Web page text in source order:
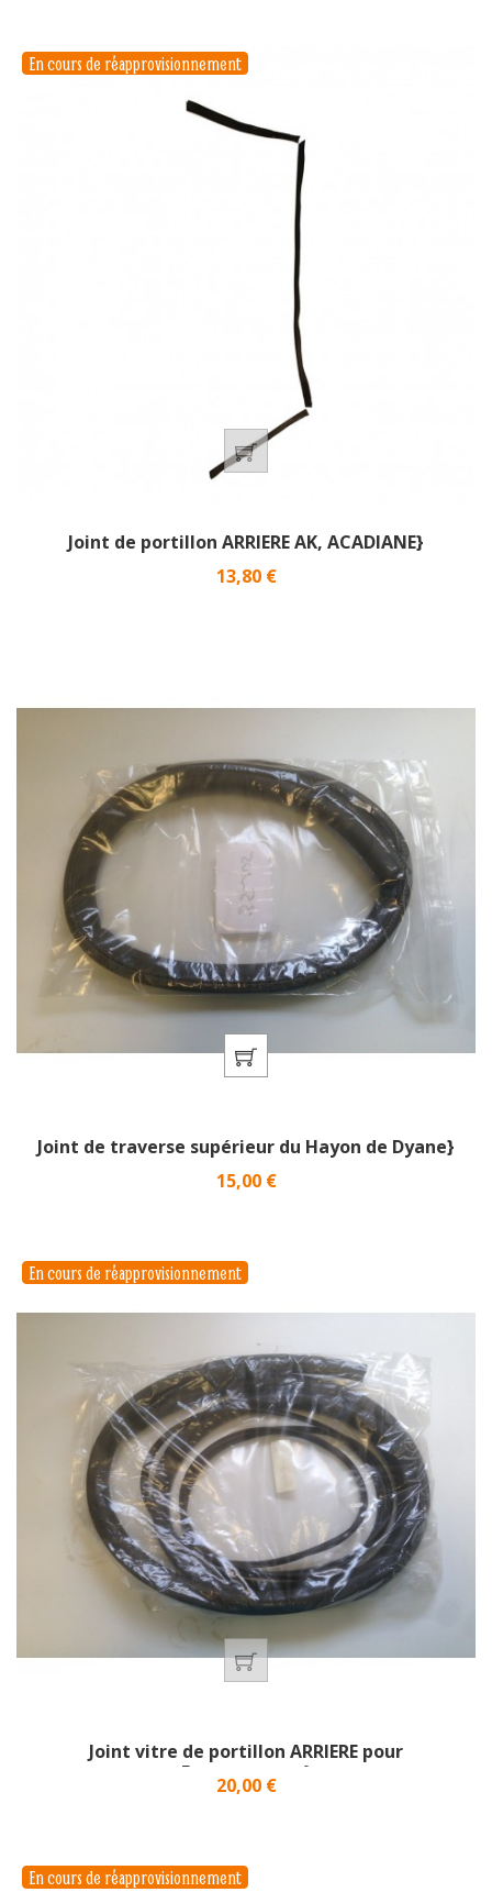
Joint de portillon ARRIERE AK, ACADIANE}
Prix
13,80 €
En cours de réapprovisionnement
Joint de traverse supérieur du Hayon de Dyane}
Prix
15,00 €
Joint vitre de portillon ARRIERE pour
Fourgonnette}
Prix
20,00 €
En cours de réapprovisionnement
En cours de réapprovisionnement